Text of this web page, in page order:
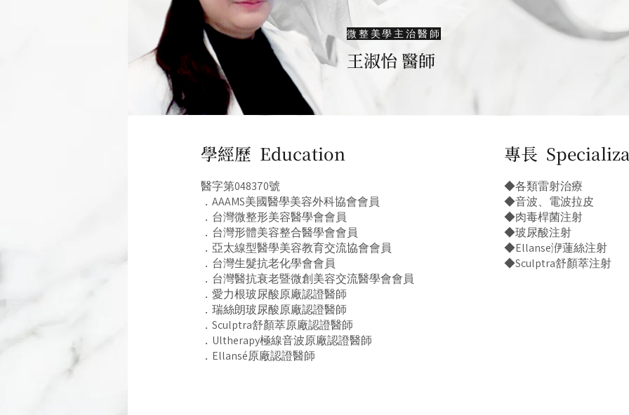
微整美學主治醫師
王淑怡 醫師
學經歷 Education
醫字第048370號
．AAAMS美國醫學美容外科協會會員
．台灣微整形美容醫學會會員
．台灣形體美容整合醫學會會員
．亞太線型醫學美容教育交流協會會員
．台灣生髮抗老化學會會員
．台灣醫抗衰老暨微創美容交流醫學會會員
．愛力根玻尿酸原廠認證醫師
．瑞絲朗玻尿酸原廠認證醫師
．Sculptra舒顏萃原廠認證醫師
．Ultherapy極線音波原廠認證醫師
．Ellansé原廠認證醫師
專長
◆各類雷射治療
◆音波、電波拉皮
◆肉毒桿菌注射
◆玻尿酸注射
◆Ellanse洢蓮絲注射
◆Sculptra舒顏萃注射